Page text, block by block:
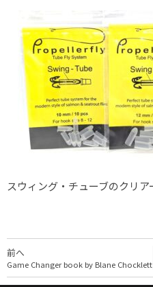
スウィング・チューブのクリア
前へ
Game Changer book by Blane Chocklett